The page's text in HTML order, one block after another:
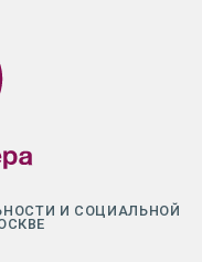
И СОЦИАЛЬНОЙ